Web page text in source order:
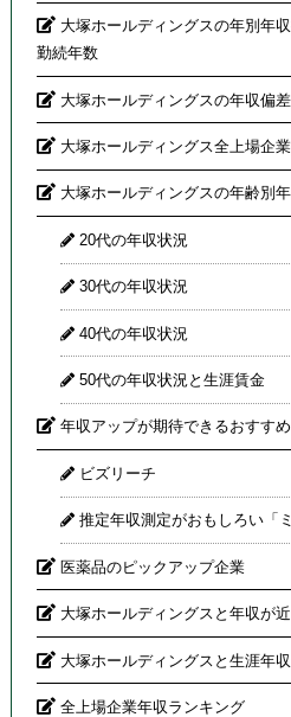
大塚ホールディングスの年別年
勤続年数
大塚ホールディングスの年収偏
大塚ホールディングス全上場企
大塚ホールディングスの年齢別
20代の年収状況
30代の年収状況
40代の年収状況
50代の年収状況と生涯賃金
年収アップが期待できるおすす
ビズリーチ
推定年収測定がおもしろい「
医薬品のピックアップ企業
大塚ホールディングスと年収が
大塚ホールディングスと生涯年
全上場企業年収ランキング